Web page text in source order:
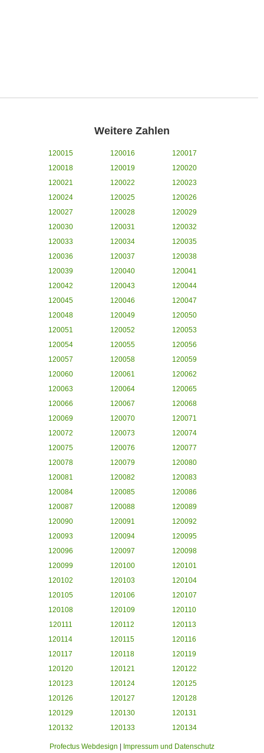
Weitere Zahlen
120015 120016
120017
120018
120019
120020
120021
120022
120023
120024
120025
120026
120027
120028
120029
120030
120031
120032
120033
120034
120035
120036
120037
120038
120039
120040
120041
120042
120043
120044
120045
120046
120047
120048
120049
120050
120051
120052
120053
120054
120055
120056
120057
120058
120059
120060
120061
120062
120063
120064
120065
120066
120067
120068
120069
120070
120071
120072
120073
120074
120075
120076
120077
120078
120079
120080
120081
120082
120083
120084
120085
120086
120087
120088
120089
120090
120091
120092
120093
120094
120095
120096
120097
120098
120099
120100
120101
120102
120103
120104
120105
120106
120107
120108
120109
120110
120111
120112
120113
120114
120115
120116
120117
120118
120119
120120
120121
120122
120123
120124
120125
120126
120127
120128
120129
120130
120131
120132
120133 120134
Profectus Webdesign Impressum und Datenschutz